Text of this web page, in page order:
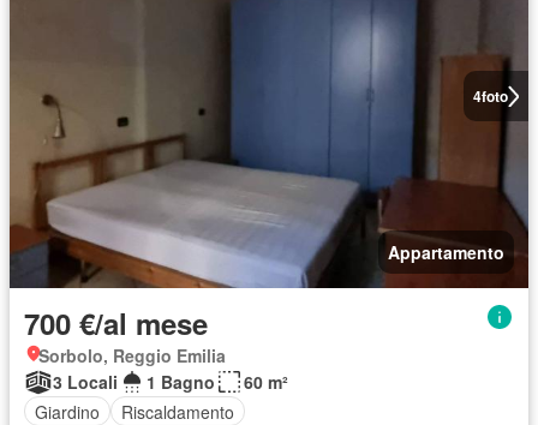
4foto
Appartamento
700 €/al mese
Sorbolo, Reggio Emilia
3 Locali
1 Bagno
60 m²
Giardino
Riscaldamento